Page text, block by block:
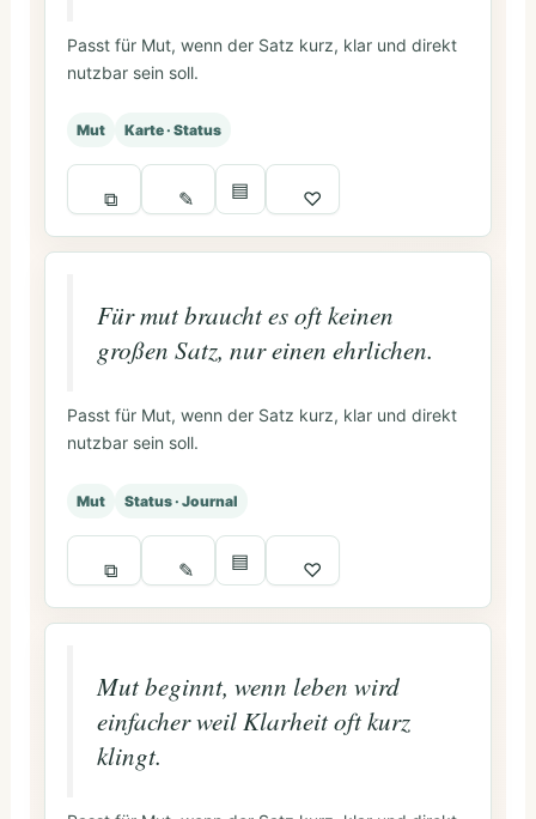
Passt für Mut, wenn der Satz kurz, klar und direkt
nutzbar sein soll.
Mut Karte · Status
⧉ ✎ ▤ ♡
Für mut braucht es oft keinen
großen Satz, nur einen ehrlichen.
Passt für Mut, wenn der Satz kurz, klar und direkt
nutzbar sein soll.
Mut Status · Journal
⧉ ✎ ▤ ♡
Mut beginnt, wenn leben wird
einfacher weil Klarheit oft kurz
klingt.